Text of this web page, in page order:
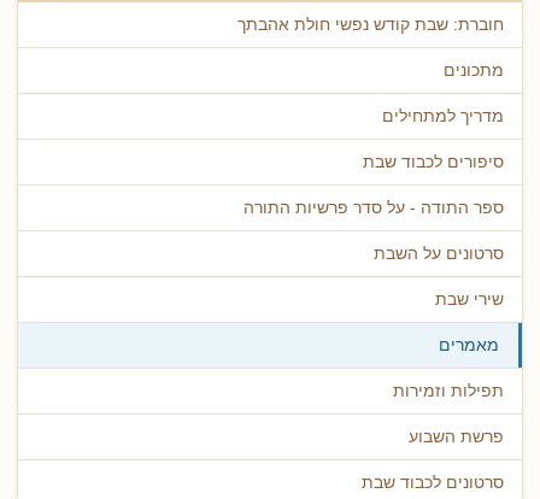
חוברת: שבת קודש נפשי חולת אהבתך
מתכונים
מדריך למתחילים
סיפורים לכבוד שבת
ספר התודה - על סדר פרשיות התורה
סרטונים על השבת
שירי שבת
מאמרים
תפילות וזמירות
פרשת השבוע
סרטונים לכבוד שבת